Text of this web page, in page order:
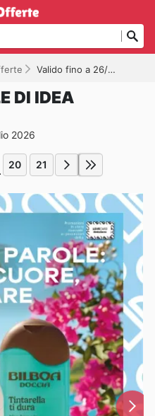
Valido fino a 26/07/2026
DI IDEA
2026
20 21